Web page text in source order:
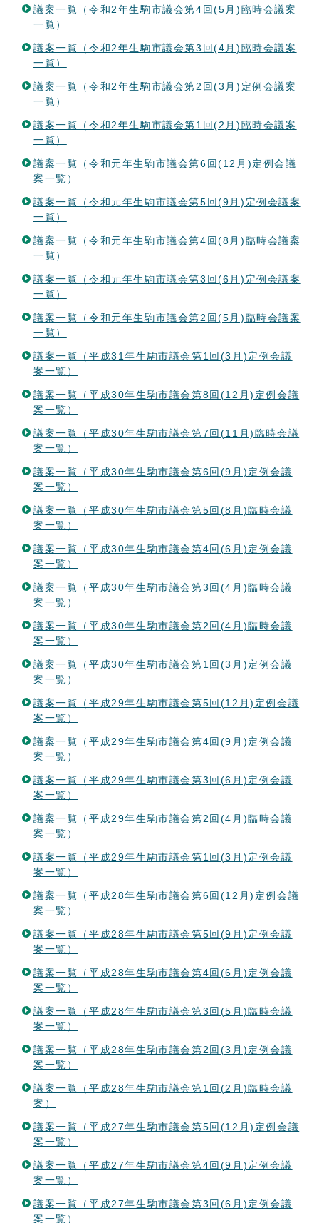
議案一覧（令和2年生駒市議会第4回(5月)臨時会議案
一覧）
議案一覧（令和2年生駒市議会第3回(4月)臨時会議案
一覧）
議案一覧（令和2年生駒市議会第2回(3月)定例会議案
一覧）
議案一覧（令和2年生駒市議会第1回(2月)臨時会議案
一覧）
議案一覧（令和元年生駒市議会第6回(12月)定例会議
案一覧）
議案一覧（令和元年生駒市議会第5回(9月)定例会議案
一覧）
議案一覧（令和元年生駒市議会第4回(8月)臨時会議案
一覧）
議案一覧（令和元年生駒市議会第3回(6月)定例会議案
一覧）
議案一覧（令和元年生駒市議会第2回(5月)臨時会議案
一覧）
議案一覧（平成31年生駒市議会第1回(3月)定例会議
案一覧）
議案一覧（平成30年生駒市議会第8回(12月)定例会議
案一覧）
議案一覧（平成30年生駒市議会第7回(11月)臨時会議
案一覧）
議案一覧（平成30年生駒市議会第6回(9月)定例会議
案一覧）
議案一覧（平成30年生駒市議会第5回(8月)臨時会議
案一覧）
議案一覧（平成30年生駒市議会第4回(6月)定例会議
案一覧）
議案一覧（平成30年生駒市議会第3回(4月)臨時会議
案一覧）
議案一覧（平成30年生駒市議会第2回(4月)臨時会議
案一覧）
議案一覧（平成30年生駒市議会第1回(3月)定例会議
案一覧）
議案一覧（平成29年生駒市議会第5回(12月)定例会議
案一覧）
議案一覧（平成29年生駒市議会第4回(9月)定例会議
案一覧）
議案一覧（平成29年生駒市議会第3回(6月)定例会議
案一覧）
議案一覧（平成29年生駒市議会第2回(4月)臨時会議
案一覧）
議案一覧（平成29年生駒市議会第1回(3月)定例会議
案一覧）
議案一覧（平成28年生駒市議会第6回(12月)定例会議
案一覧）
議案一覧（平成28年生駒市議会第5回(9月)定例会議
案一覧）
議案一覧（平成28年生駒市議会第4回(6月)定例会議
案一覧）
議案一覧（平成28年生駒市議会第3回(5月)臨時会議
案一覧）
議案一覧（平成28年生駒市議会第2回(3月)定例会議
案一覧）
議案一覧（平成28年生駒市議会第1回(2月)臨時会議
案）
議案一覧（平成27年生駒市議会第5回(12月)定例会議
案一覧）
議案一覧（平成27年生駒市議会第4回(9月)定例会議
案一覧）
議案一覧（平成27年生駒市議会第3回(6月)定例会議
案一覧）